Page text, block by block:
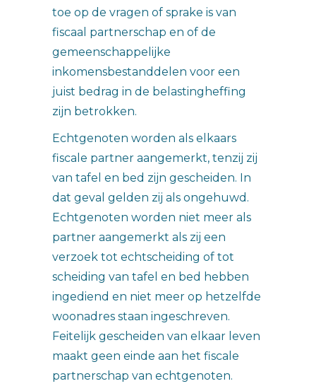
toe op de vragen of sprake is van
fiscaal partnerschap en of de
gemeenschappelijke
inkomensbestanddelen voor een
juist bedrag in de belastingheffing
zijn betrokken.
Echtgenoten worden als elkaars
fiscale partner aangemerkt, tenzij zij
van tafel en bed zijn gescheiden. In
dat geval gelden zij als ongehuwd.
Echtgenoten worden niet meer als
partner aangemerkt als zij een
verzoek tot echtscheiding of tot
scheiding van tafel en bed hebben
ingediend en niet meer op hetzelfde
woonadres staan ingeschreven.
Feitelijk gescheiden van elkaar leven
maakt geen einde aan het fiscale
partnerschap van echtgenoten.